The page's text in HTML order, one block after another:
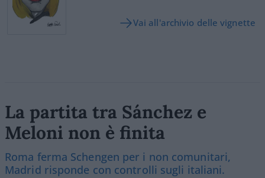
Vai all'archivio delle vignette
La partita tra Sánchez e
Meloni non è finita
Roma ferma Schengen per i non comunitari,
Madrid risponde con controlli sugli italiani.